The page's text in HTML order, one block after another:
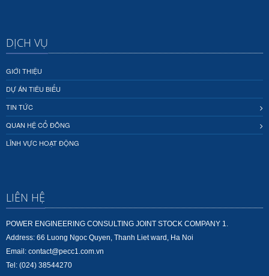
DỊCH VỤ
GIỚI THIỆU
DỰ ÁN TIÊU BIỂU
TIN TỨC
QUAN HỆ CỔ ĐÔNG
LĨNH VỰC HOẠT ĐỘNG
LIÊN HỆ
POWER ENGINEERING CONSULTING JOINT STOCK COMPANY 1.
Address: 66 Luong Ngoc Quyen, Thanh Liet ward, Ha Noi
Email: contact@pecc1.com.vn
Tel: (024) 38544270